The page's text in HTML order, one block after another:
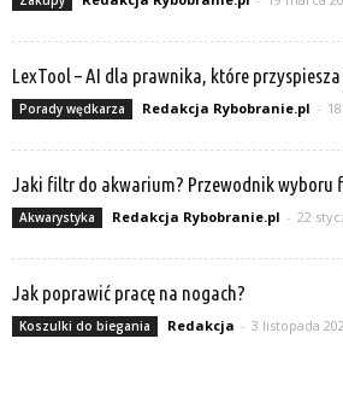
LexTool – AI dla prawnika, które
Porady wędkarza Redakcja Rybobranie.pl -
Jaki filtr do akwarium? Przewodnik wyboru
Akwarystyka Redakcja Rybobranie.pl - 22
Jak poprawić pracę na nogach?
Koszulki do biegania Redakcja - 3 listopada